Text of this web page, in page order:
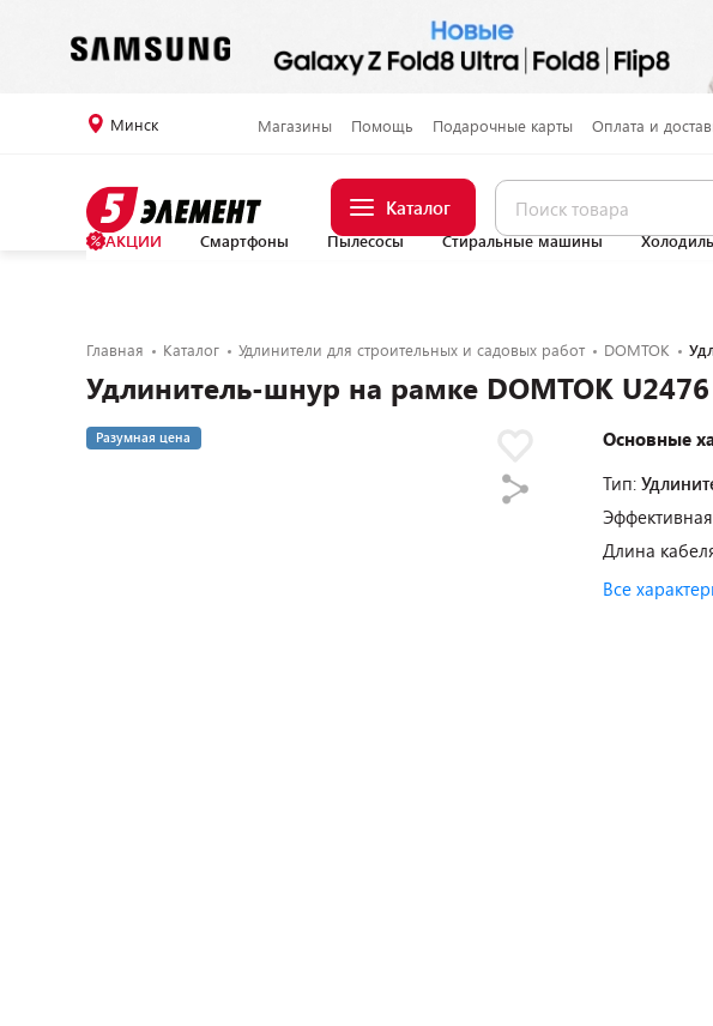
Минск Магазины Помощь Подарочные карты Оплата и
Каталог
АКЦИИ Смартфоны Пылесосы Стиральные машины
Главная Каталог Удлинители для строительных и садовых работ DOMTOK
Удлинитель-шнур на рамке DOMTOK U2476
Разумная цена
Основные
Тип:
Длина
Все